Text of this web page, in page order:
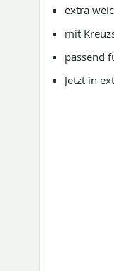
extra
mit
passend
Jetzt in